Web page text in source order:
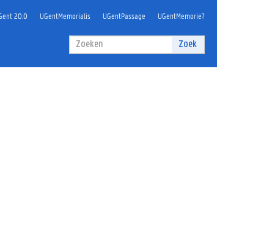
Zoekveld Zoek
Zoeken
20.0 UGentMemorialis UGentPassage UGentMemorie?